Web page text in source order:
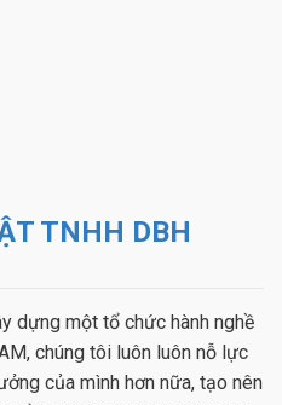
TNHH DBH
dựng một tổ chức hành nghề
chúng tôi luôn luôn nỗ lực
của mình hơn nữa, tạo nên